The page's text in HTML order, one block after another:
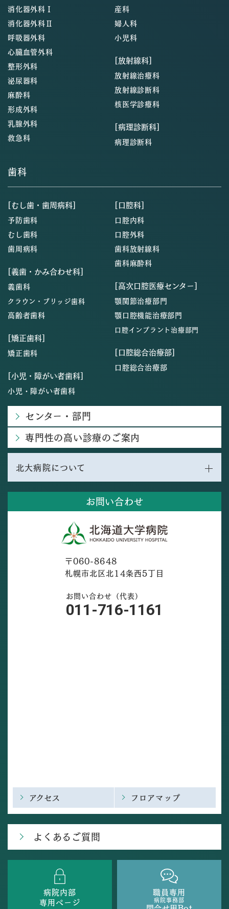
お問い合わせ
〒060-8648
札幌市北区北14条西5丁目
お問い合わせ（代表）
011-716-1161
アクセス フロアマップ
よくあるご質問
病院内部
専用ページ
職員専用
病院事務部
消化器外科Ⅰ
消化器外科Ⅱ
呼吸器外科
心臓血管外科
整形外科
泌尿器科
麻酔科
形成外科
乳腺外科
救急科
産科
婦人科
小児科
[放射線科]
放射線治療科
放射線診断科
核医学診療科
[病理診断科]
病理診断科
歯科
[むし歯・歯周病科]
予防歯科
むし歯科
歯周病科
[義歯・かみ合わせ科]
義歯科
クラウン・ブリッジ歯科
高齢者歯科
[矯正歯科]
矯正歯科
[小児・障がい者歯科]
小児・障がい者歯科
[口腔科]
口腔内科
口腔外科
歯科放射線科
歯科麻酔科
[高次口腔医療センター]
顎関節治療部門
顎口腔機能治療部門
口腔インプラント治療部門
[口腔総合治療部]
口腔総合治療部
センター・部門
専門性の高い診療のご案内
北大病院について